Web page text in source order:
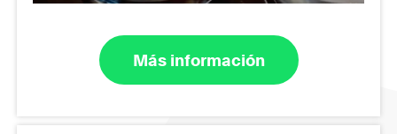
Más información